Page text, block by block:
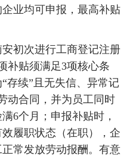
业均可申报，最高补贴
初次进行工商登记注册
补贴须满足3项核心条
存续”且无失信、异常记
动合同，并为员工同时
6个月；申报补贴时，
履职状态（在职），企
常发放劳动报酬。有意